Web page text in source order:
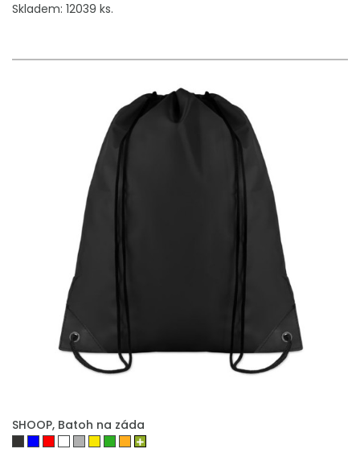
Skladem: 12039 ks.
PŘIDAT DO POPTÁVKY
SHOOP, Batoh na záda